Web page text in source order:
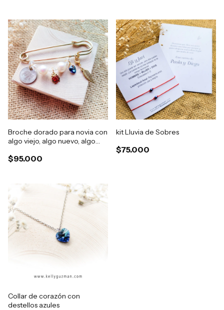
Broche dorado para novia con
algo viejo, algo nuevo, algo
$95.000
kit Lluvia de Sobres
$75.000
Collar de corazón con
destellos azules